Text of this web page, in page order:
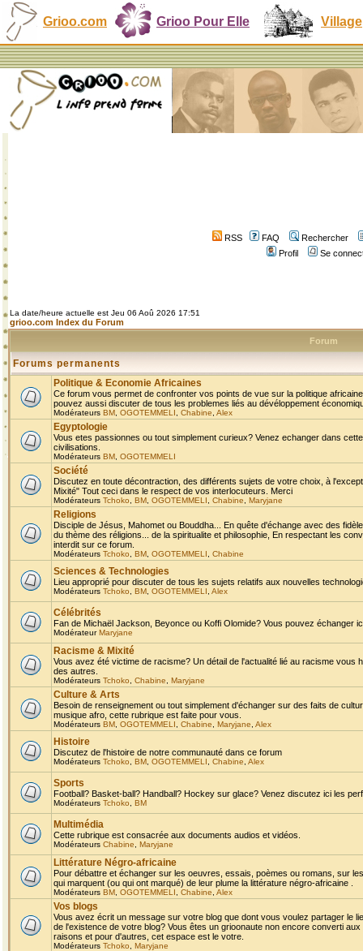
Grioo.com Grioo Pour Elle Village
RSS FAQ
Rechercher
Profil
Se
La date/heure actuelle est Jeu 06 Aoû 2026 17:51
grioo.com Index du Forum
Forum
Forums permanents
Politique & Economie Africaines
Ce forum vous permet de confronter vos points de vue sur la politique
pouvez aussi discuter de tous les problemes liés au dévéloppement
Modérateurs BM OGOTEMMELI Chabine Alex
Egyptologie
Vous etes passionnes ou tout simplement curieux? Venez echanger dans
civilisations.
Modérateurs BM OGOTEMMELI
Société
Discutez en toute décontraction, des différents sujets de votre choix, à
Mixité" Tout ceci dans le respect de vos interlocuteurs. Merci
Modérateurs Tchoko BM OGOTEMMELI Chabine Maryjane
Religions
Disciple de Jésus, Mahomet ou Bouddha... En quête d'échange avec des
du thème des réligions... de la spiritualite et philosophie, En respectant les
interdit sur ce forum.
Modérateurs Tchoko BM OGOTEMMELI Chabine
Sciences & Technologies
Lieu approprié pour discuter de tous les sujets relatifs aux nouvelles
Modérateurs Tchoko BM OGOTEMMELI Alex
Célébrités
Fan de Michaël Jackson, Beyonce ou Koffi Olomide? Vous pouvez échanger
ModérateurMaryjane
Racisme & Mixité
Vous avez été victime de racisme? Un détail de l'actualité lié au racisme
des autres.
Modérateurs Tchoko Chabine Maryjane
Culture & Arts
Besoin de renseignement ou tout simplement d'échanger sur des faits de
musique afro, cette rubrique est faite pour vous.
Modérateurs BM OGOTEMMELI Chabine Maryjane Alex
Histoire
Discutez de l'histoire de notre communauté dans ce forum
Modérateurs Tchoko BM OGOTEMMELI Chabine Alex
Sports
Football? Basket-ball? Handball? Hockey sur glace? Venez discutez ici les
Modérateurs Tchoko BM
Multimédia
Cette rubrique est consacrée aux documents audios et vidéos.
Modérateurs Chabine Maryjane
Littérature Négro-africaine
Pour débattre et échanger sur les oeuvres, essais, poèmes ou romans, sur
qui marquent (ou qui ont marqué) de leur plume la littérature négro-africaine .
Modérateurs BM OGOTEMMELI Chabine Alex
Vos blogs
Vous avez écrit un message sur votre blog que dont vous voulez partager le
de l'existence de votre blog? Vous êtes un grioonaute non encore converti
raisons et pour d'autres, cet espace est le votre.
Modérateurs Tchoko Maryjane